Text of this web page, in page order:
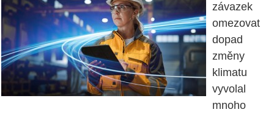
závazek
omezovat
dopad
změny
klimatu
vyvolal
mnoho